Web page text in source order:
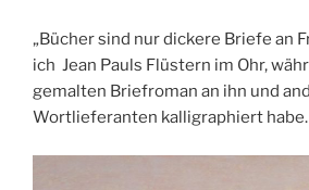
„Bücher sind nur dickere Briefe an
ich Jean Pauls Flüstern im Ohr,
gemalten Briefroman an ihn und
Wortlieferanten kalligraphiert habe.